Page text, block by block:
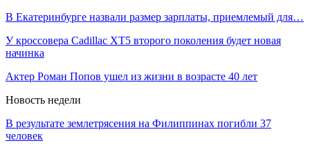
В Екатеринбурге назвали размер зарплаты, приемлемый для…
У кроссовера Cadillac XT5 второго поколения будет новая
начинка
Актер Роман Попов ушел из жизни в возрасте 40 лет
Новость недели
В результате землетрясения на Филиппинах погибли 37
человек